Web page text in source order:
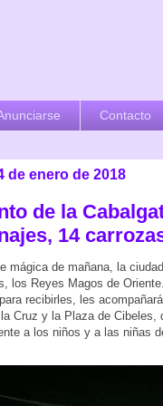
Contacto
de enero de 2018
de la
14
mágica de mañana, la
los Reyes Magos de
recibirles, les
Cruz y la Plaza de
a los niños y a las niñas